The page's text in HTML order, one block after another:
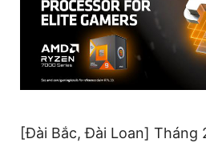
[Đài Bắc, Đài Loan] Tháng